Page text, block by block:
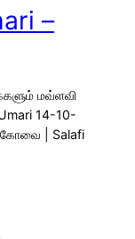
–
மவ்ளவி
14-10-
கோவை | Salafi